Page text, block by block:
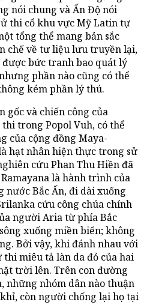
nói chung và Ấn Độ nói
thi cổ khu vực Mỹ Latin tự
tổng thể mang bản sắc
chế về tư liệu lưu truyền lại,
bức tranh bao quát lý
phần nào cũng có thể
kém phần lý thú.
gốc và chiến công của
trong Popol Vuh, có thể
của cộng đồng Maya-
hạt nhân hiện thực trong sử
cứu Phan Thu Hiền đã
là hành trình của
nước Bắc Ấn, đi dài xuống
cứu công chúa chính
người Aria từ phía Bắc
xuống miền biển; không
Bởi vậy, khi đánh nhau với
miêu tả làn da đỏ của hai
trời lên. Trên con đường
những nhóm dân nào thuận
còn người chống lại họ tại